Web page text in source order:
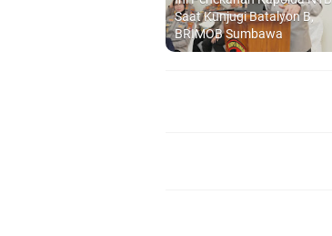
Saat Kunjugi Batalyon B,
BRIMOB Sumbawa